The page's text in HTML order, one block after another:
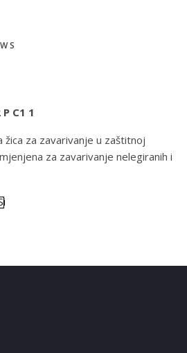
C1 1
žica za zavarivanje u zaštitnoj
za zavarivanje nelegiranih i